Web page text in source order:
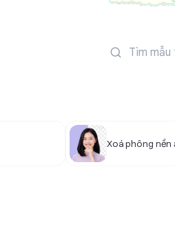
Xoá phông nền